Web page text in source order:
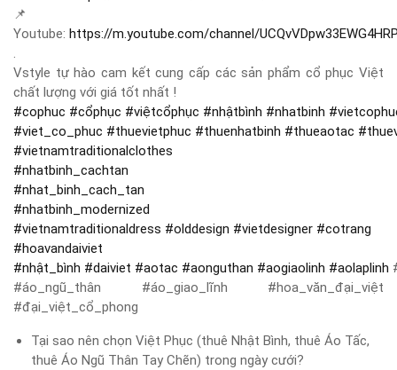
📌
Youtube: https://m.youtube.com/channel/
.
Vstyle tự hào cam kết cung cấp các sản phẩm cổ phục Việt
chất lượng với giá tốt nhất !
#cophuc #cổphục #việtcổphục #nhậtbình #nhatbinh #
#viet_co_phuc #thuevietphuc #thuenhatbinh #thueaotac #
#vietnamtraditionalclothes
#nhatbinh_cachtan
#nhat_binh_cach_tan
#nhatbinh_modernized
#vietnamtraditionaldress #olddesign #vietdesigner #cotrang
#hoavandaiviet
#nhật_bình #daiviet #aotac #aonguthan #aogiaolinh #aolaplinh
#áo_ngũ_thân #áo_giao_lĩnh #hoa_văn_đại_việt
#đại_việt_cổ_phong
Tại sao nên chọn Việt Phục (thuê Nhật Bình, thuê Áo Tấc,
thuê Áo Ngũ Thân Tay Chẽn) trong ngày cưới?